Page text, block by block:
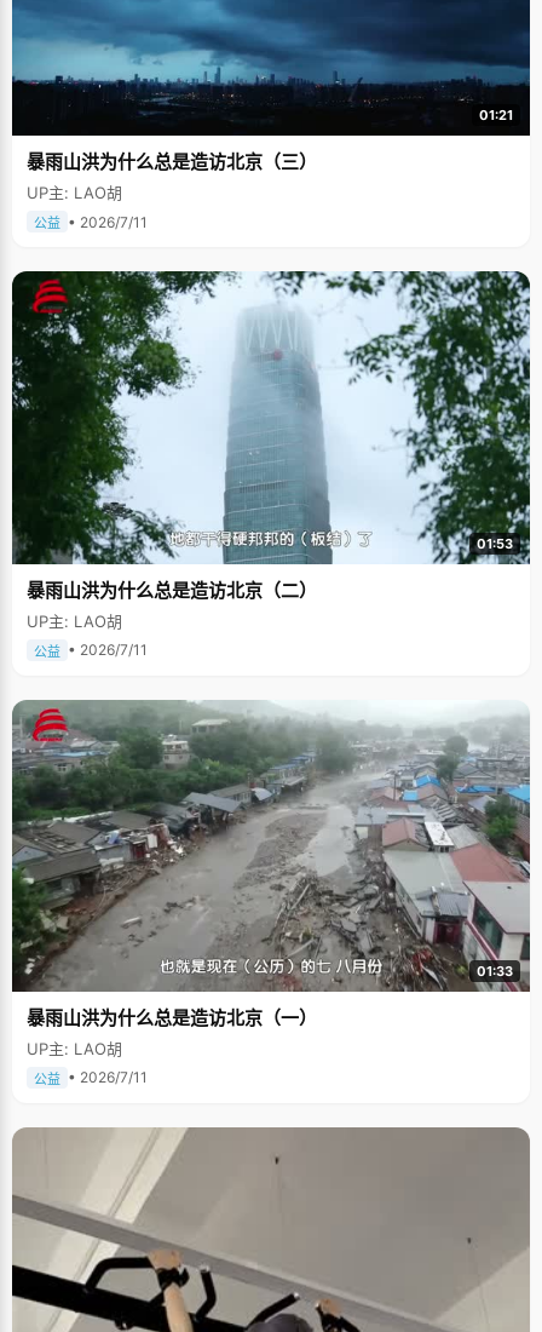
01:21
暴雨山洪为什么总是造访北京（三）
UP主: LAO胡
公益 • 2026/7/11
01:53
暴雨山洪为什么总是造访北京（二）
UP主: LAO胡
公益 • 2026/7/11
01:33
暴雨山洪为什么总是造访北京（一）
UP主: LAO胡
公益 • 2026/7/11